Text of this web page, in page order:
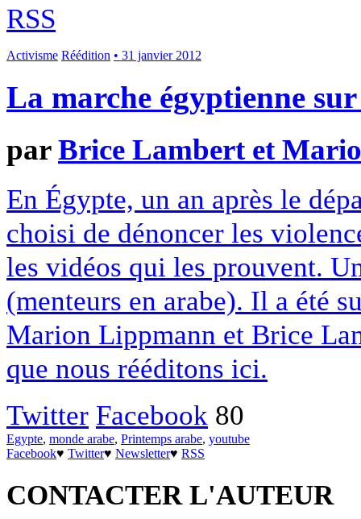
RSS
Activisme Réédition • 31 janvier 2012
La marche égyptienne
parBrice Lambert et
En Égypte, un an après le
choisi de dénoncer les
les vidéos qui les prouvent.
(menteurs en arabe). Il a été
Marion Lippmann et Brice
que nous rééditons ici.
Twitter Facebook 80
Egypte, monde arabe, Printemps arabe, youtube
Facebook♥ Twitter♥ Newsletter♥ RSS
CONTACTER L'AUTEUR